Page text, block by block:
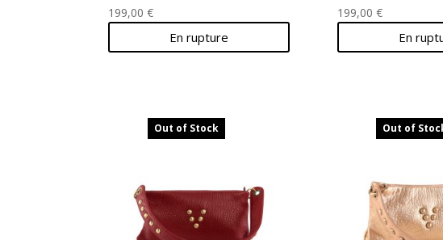
199,00€
En rupture
199,00 €
En
Out of Stock Out of